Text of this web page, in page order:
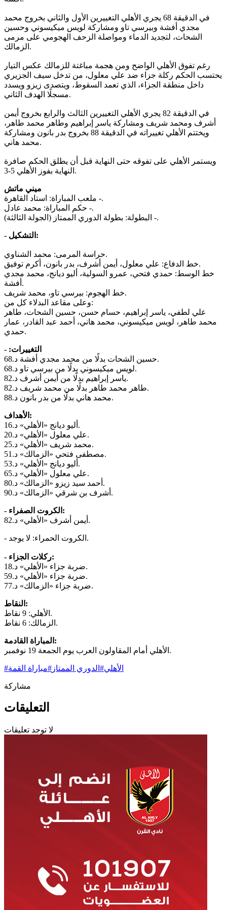
في الدقيقة 68 يجري الأهلي التغييرين الأول والثاني بخروج محمد
مجدي أفشة وبيرسي تاو ومشاركة لويس ميكيسوني وحسين
الشحات، لتجديد الدماء ومواصلة الزحف الهجومي على مرمى
الزمالك.
رغم تفوق الأهلي الواضح ومن هجمة مباغتة للزمالك عكس التيار
يحتسب الحكم ركلة جزاء ضد علي معلول، من تدخل سيف الجزيري
داخل منطقة الجزاء، الذي تعمد السقوط، ويتصدى زيزو ويسدد
مسجلًا الهدف الثاني.
في الدقيقة 82 يجري الأهلي التغييرين الثالث والرابع بخروج أيمن
أشرف ومحمد شريف ومشاركة ياسر إبراهيم وطاهر محمد طاهر،
ويختتم الأهلي تغييراته في الدقيقة 88 بخروج بدر بانون ومشاركة
محمد هاني.
ويستمر الأهلي على تفوقه حتى النهاية قبل أن يطلق الحكم صافرة
النهاية بفوز الأهلي 5-3.
ميني ماتش
‏- ملعب المباراة: استاد القاهرة.
‏- حكم المباراة: محمد عادل.
‏- البطولة: بطولة الدوري الممتاز (الجولة الثالثة).
- التشكيل:
حراسة المرمى: محمد الشناوي.
خط الدفاع: علي معلول، أيمن أشرف، بدر بانون، أكرم توفيق.
خط الوسط: حمدي فتحي، عمرو السولية، أليو ديانج، محمد مجدي
أفشة.
خط الهجوم: بيرسي تاو، محمد شريف.
وعلى مقاعد البدلاء كل من:
علي لطفي، ياسر إبراهيم، حسام حسن، حسين الشحات، طاهر
محمد طاهر، لويس ميكيسوني، محمد هاني، أحمد عبد القادر، عمار
حمدي.
- التغييرات:‏
حسين الشحات بدلًا من محمد مجدي أفشة د.68.
لويس ميكيسوني بدلًا من بيرسي تاو د.68.
ياسر إبراهيم بدلًا من أيمن أشرف د.82.
طاهر محمد طاهر بدلًا من محمد شريف د.82.
محمد هاني بدلًا من بدر بانون د.88.
الأهداف:
أليو ديانج «الأهلي» د.16.
علي معلول «الأهلي» د.20.
محمد شريف «الأهلي» د.25.
مصطفى فتحي «الزمالك» د.51.
أليو ديانج «الأهلي» د.53.
علي معلول «الأهلي» د.65.
أحمد سيد زيزو «الزمالك» د.80.
أشرف بن شرقي «الزمالك» د.90.
- الكروت الصفراء:
أيمن أشرف «الأهلي» د.82.
- الكروت الحمراء: لا يوجد.
- ركلات الجزاء:
ضربة جزاء «الأهلي» د.18.
ضربة جزاء «الأهلي» د.59.
ضربة جزاء «الزمالك» د.77.
النقاط:
الأهلي: 9 نقاط.
الزمالك: 6 نقاط.
المباراة القادمة:
الأهلي أمام المقاولون العرب يوم الجمعة 19 نوفمبر.
# الأهلي# الدوري الممتاز #مباراة القمة
مشاركة
التعليقات
لا توجد تعليقات